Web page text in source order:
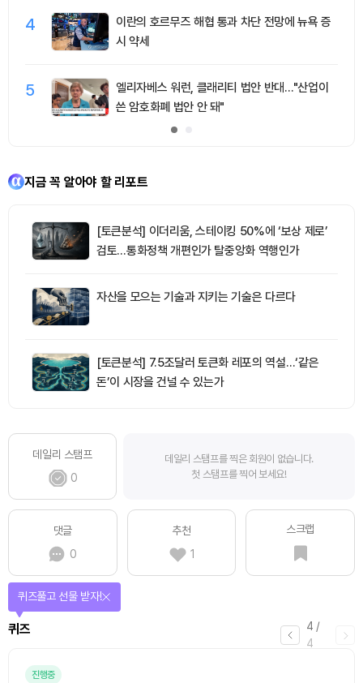
4
이란의 호르무즈 해협 통과 차단 전망에 뉴욕 증
시 약세
5
엘리자베스 워런, 클래리티 법안 반대…"산업이
쓴 암호화폐 법안 안 돼"
지금 꼭 알아야 할 리포트
[토큰분석] 이더리움, 스테이킹 50%에 ‘보상 제로’
검토…통화정책 개편인가 탈중앙화 역행인가
자산을 모으는 기술과 지키는 기술은 다르다
[토큰분석] 7.5조달러 토큰화 레포의 역설…‘같은
돈’이 시장을 건널 수 있는가
데일리 스탬프
0
데일리 스탬프를 찍은 회원이 없습니다.
첫 스탬프를 찍어 보세요!
댓글
0
추천
1
스크랩
4 /
4
퀴즈
퀴즈풀고 선물 받자!
진행중